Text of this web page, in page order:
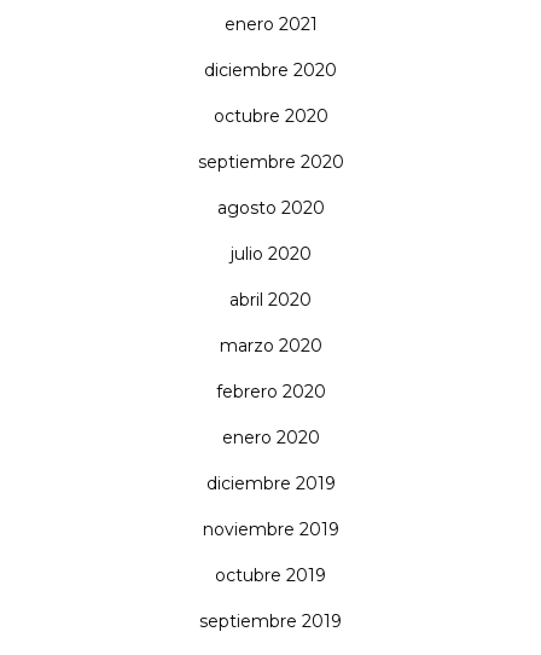
enero 2021
diciembre 2020
octubre 2020
septiembre 2020
agosto 2020
julio 2020
abril 2020
marzo 2020
febrero 2020
enero 2020
diciembre 2019
noviembre 2019
octubre 2019
septiembre 2019